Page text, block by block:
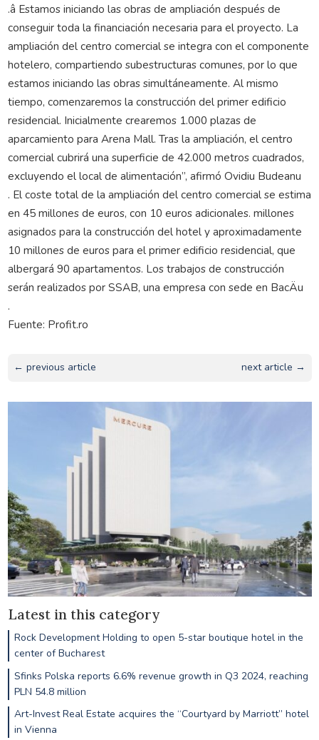
.â Estamos iniciando las obras de ampliación después de
conseguir toda la financiación necesaria para el proyecto. La
ampliación del centro comercial se integra con el componente
hotelero, compartiendo subestructuras comunes, por lo que
estamos iniciando las obras simultáneamente. Al mismo
tiempo, comenzaremos la construcción del primer edificio
residencial. Inicialmente crearemos 1.000 plazas de
aparcamiento para Arena Mall. Tras la ampliación, el centro
comercial cubrirá una superficie de 42.000 metros cuadrados,
excluyendo el local de alimentación”, afirmó Ovidiu Budeanu
. El coste total de la ampliación del centro comercial se estima
en 45 millones de euros, con 10 euros adicionales. millones
asignados para la construcción del hotel y aproximadamente
10 millones de euros para el primer edificio residencial, que
albergará 90 apartamentos. Los trabajos de construcción
serán realizados por SSAB, una empresa con sede en BacÄu
.
Fuente: Profit.ro
← previous article next article →
Latest in this category
Rock Development Holding to open 5-star boutique hotel in the
center of Bucharest
Sfinks Polska reports 6.6% revenue growth in Q3 2024, reaching
PLN 54.8 million
Art-Invest Real Estate acquires the “Courtyard by Marriott” hotel
in Vienna